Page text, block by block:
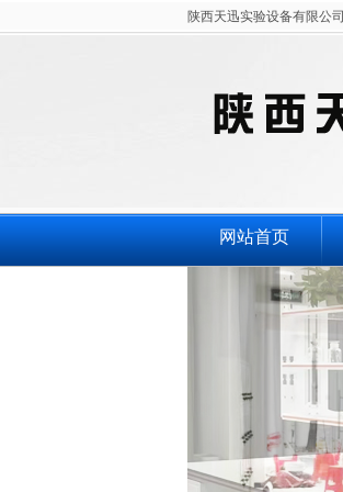
陕西天迅实验设备有限公司
网站首页